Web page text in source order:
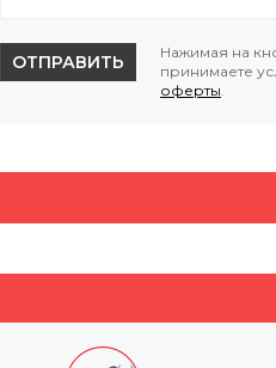
ОТПРАВИТЬ
Нажимая на
принимаете
оферты